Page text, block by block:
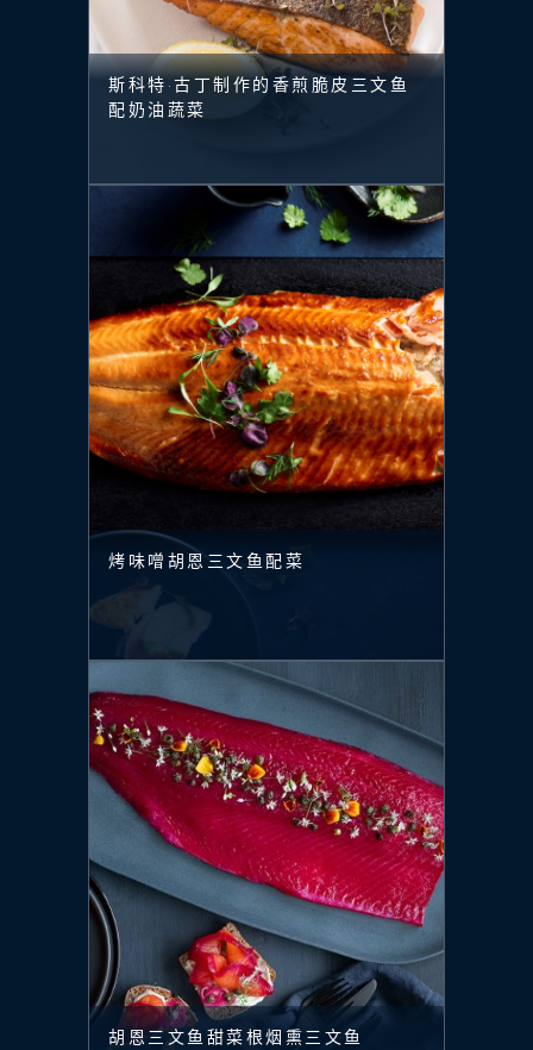
斯科特·古丁制作的香煎脆皮三文鱼
配奶油蔬菜
烤味噌胡恩三文鱼配菜
胡恩三文鱼甜菜根烟熏三文鱼